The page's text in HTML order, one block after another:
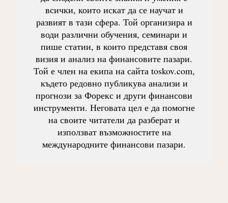
всички, които искат да се научат и
развият в тази сфера. Той организира и
води различни обучения, семинари и
пише статии, в които представя своя
визия и анализ на финансовите пазари.
Той е член на екипа на сайта toskov.com,
където редовно публикува анализи и
прогнози за Форекс и други финансови
инструменти. Неговата цел е да помогне
на своите читатели да разберат и
използват възможностите на
международните финансови пазари.